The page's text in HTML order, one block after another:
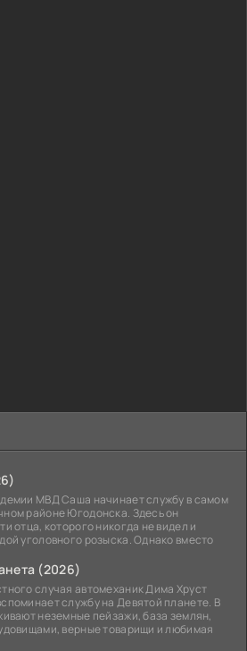
МВД Саша начинает службу в самом
районе Югодонска. Здесь он
отца, которого никогда не видел и
уголовного розыска. Однако вместо
(2026)
случая автомеханик Дима Хруст
службу на Девятой планете. В
неземные пейзажи, база землян,
верные товарищи и любимая